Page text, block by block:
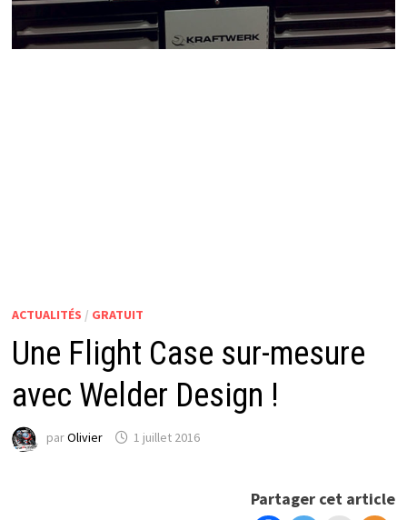
ACTUALITÉS / GRATUIT
Une Flight Case sur-mesure
avec Welder Design !
parOlivier 1 juillet 2016
Partager cet article